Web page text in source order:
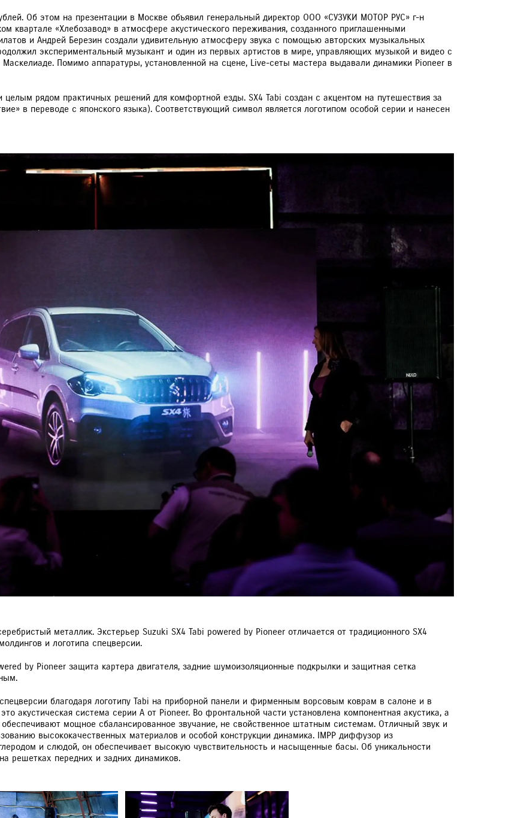
Об этом на презентации в Москве объявил генеральный директор ООО «СУЗУКИ МОТОР РУС» г-н
квартале «Хлебозавод» в атмосфере акустического переживания, созданного приглашенными
и Андрей Березин создали удивительную атмосферу звука с помощью авторских музыкальных
экспериментальный музыкант и один из первых артистов в мире, управляющих музыкой и видео с
Помимо аппаратуры, установленной на сцене, Live-сеты мастера выдавали динамики Pioneer в
рядом практичных решений для комфортной езды. SX4 Tabi создан с акцентом на путешествия за
в переводе с японского языка). Соответствующий символ является логотипом особой серии и нанесен
металлик. Экстерьер Suzuki SX4 Tabi powered by Pioneer отличается от традиционного SX4
и логотипа спецверсии.
by Pioneer защита картера двигателя, задние шумоизоляционные подкрылки и защитная сетка
благодаря логотипу Tabi на приборной панели и фирменным ворсовым коврам в салоне и в
акустическая система серии А от Pioneer. Во фронтальной части установлена компонентная акустика, а
мощное сбалансированное звучание, не свойственное штатным системам. Отличный звук и
высококачественных материалов и особой конструкции динамика. IMPP диффузор из
и слюдой, он обеспечивает высокую чувствительность и насыщенные басы. Об уникальности
решетках передних и задних динамиков.